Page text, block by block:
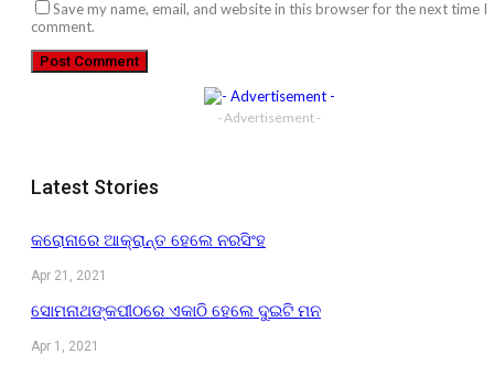
Save my name, email, and website in this browser for the next time I
comment.
- Advertisement -
Latest Stories
କରୋନାରେ ଆକ୍ରାନ୍ତ ହେଲେ ନରସିଂହ
Apr 21, 2021
ସୋମନାଥଙ୍କପୀଠରେ ଏକାଠି ହେଲେ ଦୁଇଟି ମନ
Apr 1, 2021